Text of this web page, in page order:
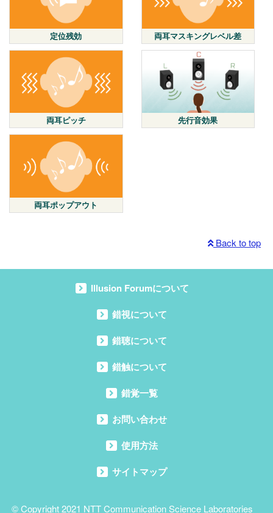
定位残効 両耳マスキングレベル差
両耳ピッチ 先行音効果
両耳ポップアウト
Back to top
Illusion Forumについて
錯視について
錯聴について
錯触について
錯覚一覧
お問い合わせ
使用方法
サイトマップ
© Copyright 2021 NTT Communication Science Laboratories